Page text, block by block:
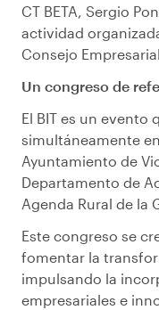
CT BETA, Sergio
actividad
Consejo
Un congreso de
El BIT es un evento
simultáneamente
Ayuntamiento de
Departamento de
Agenda Rural de la
Este congreso se
fomentar la
impulsando la
empresariales e